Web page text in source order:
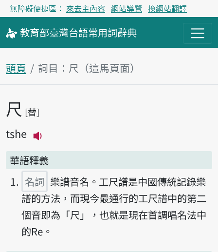
無障礙便捷區： 來去主內容 網站導覽 換網站翻譯
教育部臺灣台語常用詞辭典
頭頁 詞目：尺（這馬頁面）
主內容區
尺 替
tshe
華語釋義
名詞 樂譜音名。工尺譜是中國傳統記錄樂
譜的方法，而現今最通行的工尺譜中的第二
個音即為「尺」，也就是現在首調唱名法中
的Re。